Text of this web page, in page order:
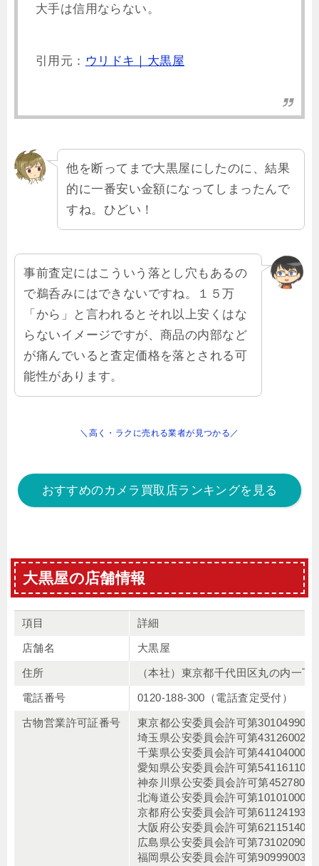
大手は信用ならない。
引用元： ウリドキ｜大黒屋
他を断ってまで大黒屋にしたのに、結果
的に一番安い金額になってしまったんで
すね。ひどい！
事前査定にはこういう落とし穴もあるの
で鵜呑みにはできないですね。１５万
「から」と言われるとそれ以上安くはな
らないイメージですが、商品の内部など
が痛んでいると査定価格を落とされる可
能性があります。
＼高く・ラクに売れる業者が見つかる／
おすすめのカメラ買取店ランキングを見る
大黒屋の店舗情報
項目 詳細
店舗名 大黒屋
住所 （本社）東京都千代田区丸の内一
電話番号 0120-188-300（電話査定受付）
古物営業許可証番号
東京都公安委員会許可第
埼玉県公安委員会許可第
千葉県公安委員会許可第
愛知県公安委員会許可第
神奈川県公安委員会許可第
北海道公安委員会許可第
京都府公安委員会許可第
大阪府公安委員会許可第
広島県公安委員会許可第
福岡県公安委員会許可第